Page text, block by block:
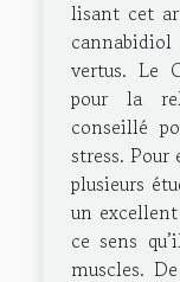
lisant cet
cannabidiol
vertus. Le
pour la
conseillé
stress.
plusieurs
un
ce sens
muscles.